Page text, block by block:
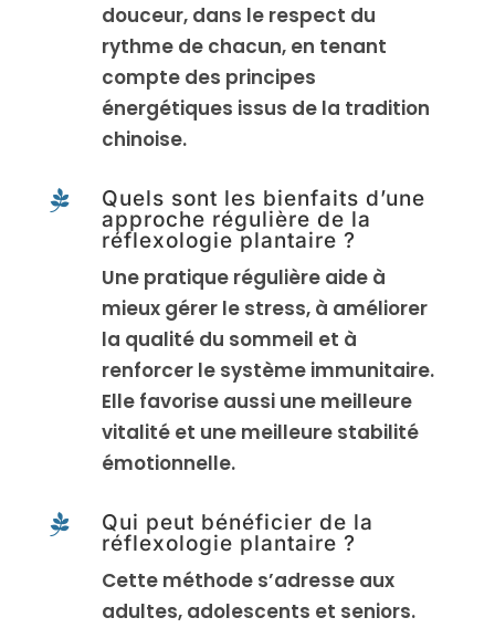
douceur, dans le respect du
rythme de chacun, en tenant
compte des principes
énergétiques issus de la tradition
chinoise.

Quels sont les bienfaits d’une
approche régulière de la
réflexologie plantaire ?
Une pratique régulière aide à
mieux gérer le stress, à améliorer
la qualité du sommeil et à
renforcer le système immunitaire.
Elle favorise aussi une meilleure
vitalité et une meilleure stabilité
émotionnelle.

Qui peut bénéficier de la
réflexologie plantaire ?
Cette méthode s’adresse aux
adultes, adolescents et seniors.